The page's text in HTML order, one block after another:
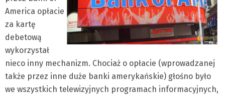
America opłacie
za kartę
debetową
wykorzystał
nieco inny mechanizm. Chociaż o opłacie (wprowadzanej
także przez inne duże banki amerykańskie) głośno było
we wszystkich telewizyjnych programach informacyjnych,